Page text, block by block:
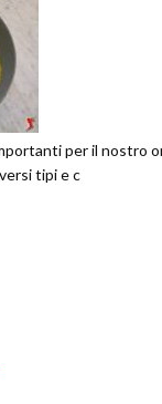
per il nostro
tipi e c